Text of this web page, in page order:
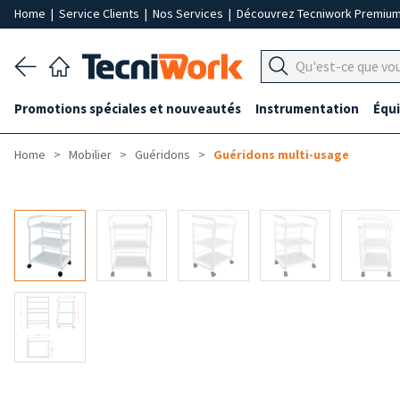
Home | Service Clients | Nos Services | Découvrez Tecniwork Premium
Promotions spéciales et nouveautés Instrumentation
Home Mobilier Guéridons Guéridons multi-usage